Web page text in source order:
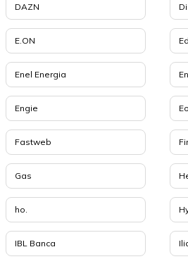
DAZN
E.ON
Enel Energia
Engie
Fastweb
Gas
ho.
IBL Banca